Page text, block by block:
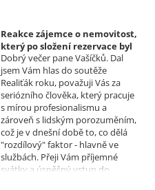
Reakce zájemce o nemovitost,
který po složení rezervace byl
nucen od koupi odstoupit.
Realizoval makléř: David
Vašíček
Dobrý večer pane Vašíčků. Dal
jsem Vám hlas do soutěže
Realiťák roku, považuji Vás za
seriózního člověka, který pracuje
s mírou profesionalismu a
zároveň s lidským porozuměním,
což je v dnešní době to, co dělá
"rozdílový" faktor - hlavně ve
službách. Přeji Vám příjemné
svátky a úspěšný vstup do